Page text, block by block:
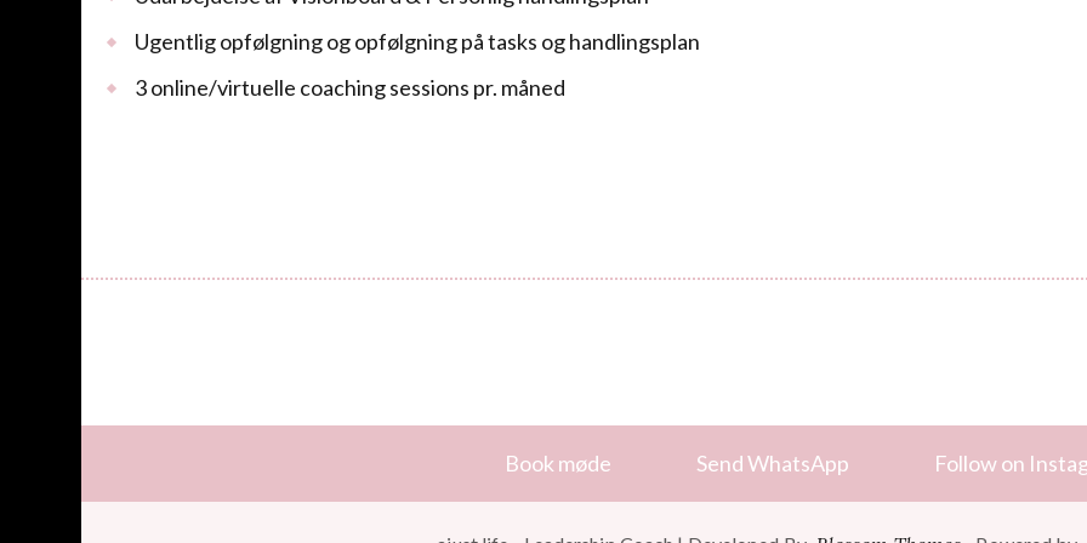
Ugentlig opfølgning og opfølgning på tasks og handlingsplan
3 online/virtuelle coaching sessions pr. måned
Book møde Send WhatsApp Follow on